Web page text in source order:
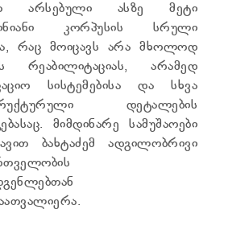
არსებული ასზე მეტი
კორპუსის სრული
რაც მოიცავს არა მხოლოდ
რეაბილიტაციას, არამედ
სისტემებისა და სხვა
დეტალების
მიმდინარე სამუშაოები
ბახტაძემ ადგილობრივი